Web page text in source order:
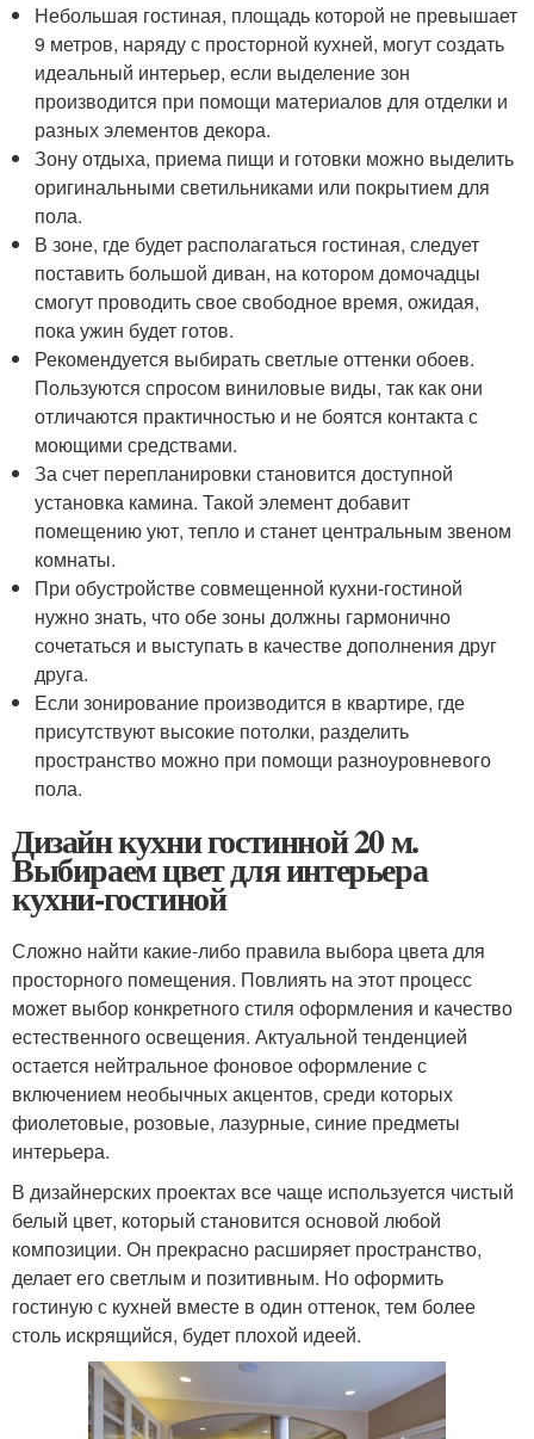
Небольшая гостиная, площадь которой не превышает
9 метров, наряду с просторной кухней, могут создать
идеальный интерьер, если выделение зон
производится при помощи материалов для отделки и
разных элементов декора.
Зону отдыха, приема пищи и готовки можно выделить
оригинальными светильниками или покрытием для
пола.
В зоне, где будет располагаться гостиная, следует
поставить большой диван, на котором домочадцы
смогут проводить свое свободное время, ожидая,
пока ужин будет готов.
Рекомендуется выбирать светлые оттенки обоев.
Пользуются спросом виниловые виды, так как они
отличаются практичностью и не боятся контакта с
моющими средствами.
За счет перепланировки становится доступной
установка камина. Такой элемент добавит
помещению уют, тепло и станет центральным звеном
комнаты.
При обустройстве совмещенной кухни-гостиной
нужно знать, что обе зоны должны гармонично
сочетаться и выступать в качестве дополнения друг
друга.
Если зонирование производится в квартире, где
присутствуют высокие потолки, разделить
пространство можно при помощи разноуровневого
пола.
Дизайн кухни гостинной 20 м.
Выбираем цвет для интерьера
кухни-гостиной
Сложно найти какие-либо правила выбора цвета для
просторного помещения. Повлиять на этот процесс
может выбор конкретного стиля оформления и качество
естественного освещения. Актуальной тенденцией
остается нейтральное фоновое оформление с
включением необычных акцентов, среди которых
фиолетовые, розовые, лазурные, синие предметы
интерьера.
В дизайнерских проектах все чаще используется чистый
белый цвет, который становится основой любой
композиции. Он прекрасно расширяет пространство,
делает его светлым и позитивным. Но оформить
гостиную с кухней вместе в один оттенок, тем более
столь искрящийся, будет плохой идеей.